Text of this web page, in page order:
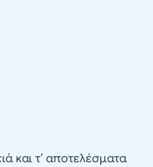
και τ’ αποτελέσματα